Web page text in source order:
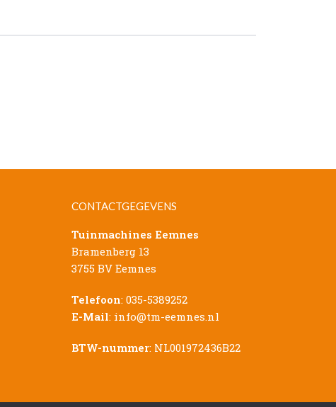
CONTACTGEGEVENS
Tuinmachines Eemnes
Bramenberg 13
3755 BV Eemnes
Telefoon: 035-5389252
E-Mail: info@tm-eemnes.nl
BTW-nummer: NL001972436B22